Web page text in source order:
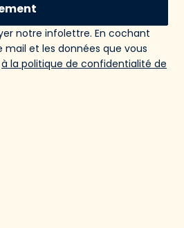
notre infolettre. En cochant
et les données que vous
à la politique de confidentialité de